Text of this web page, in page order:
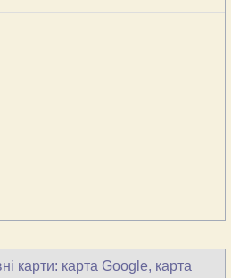
карти: карта Google, карта